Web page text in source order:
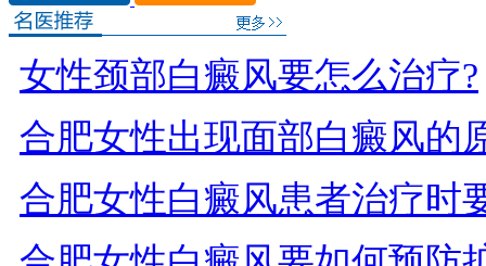
女性颈部白癜风要怎么治疗?
合肥女性出现面部白癜风的
合肥女性白癜风患者治疗时